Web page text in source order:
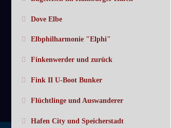
Dove Elbe
Elbphilharmonie "Elphi"
Finkenwerder und zurück
Fink II U-Boot Bunker
Flüchtlinge und Auswanderer
Hafen City und Speicherstadt